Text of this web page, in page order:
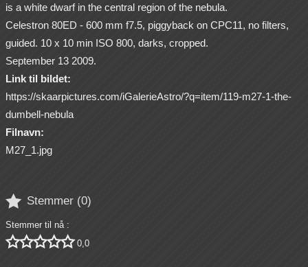
is a white dwarf in the central region of the nebula.
Celestron 80ED - 600 mm f7.5, piggyback on CPC11, no filters,
guided. 10 x 10 min ISO 800, darks, cropped.
September 13 2009.
Link til bildet:
https://skaarpictures.com/iGalerieAstro/?q=item/119-m27-1-the-
dumbell-nebula
Filnavn:
M27_1.jpg
 Stemmer (0)
Stemmer til nå :
 0,0